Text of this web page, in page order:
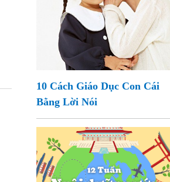
10 Cách Giáo Dục Con Cái
Bằng Lời Nói